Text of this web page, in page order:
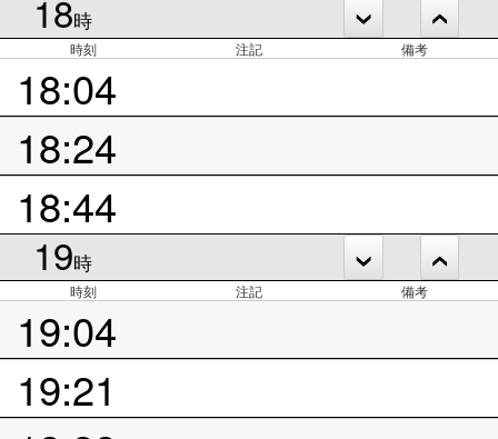
18時
時刻 注記 備考
18:04
18:24
18:44
19時
時刻 注記 備考
19:04
19:21